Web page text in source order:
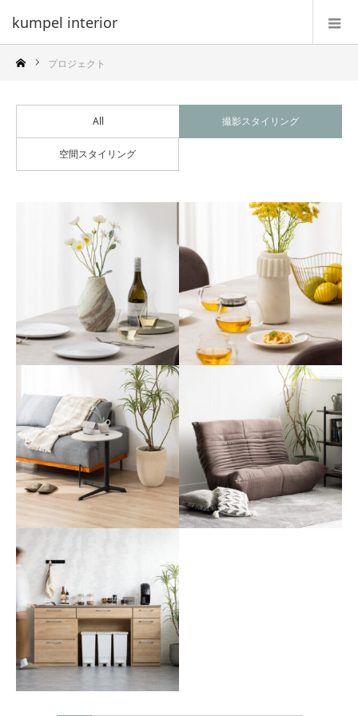
kumpel interior
プロジェクト
All 撮影スタイリング
空間スタイリング
撮影スタイリング #27
#フラワーベース
撮影スタイリング #26
#フラワーベース
撮影スタイリング #25
#昇降式サイドテーブル